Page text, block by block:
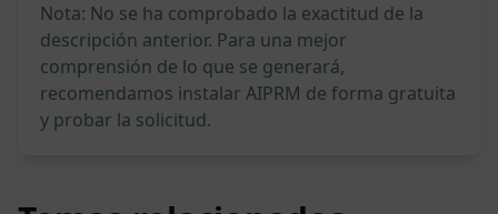
Nota: No se ha comprobado la exactitud de la
descripción anterior. Para una mejor
comprensión de lo que se generará,
recomendamos instalar AIPRM de forma gratuita
y probar la solicitud.